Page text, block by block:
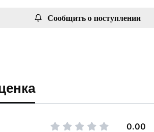
Сообщить о поступлении
0.00